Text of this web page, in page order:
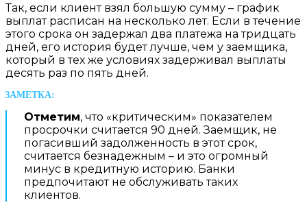
Так, если клиент взял большую сумму – график
выплат расписан на несколько лет. Если в течение
этого срока он задержал два платежа на тридцать
дней, его история будет лучше, чем у заемщика,
который в тех же условиях задерживал выплаты
десять раз по пять дней.
Отметим, что «критическим» показателем
просрочки считается 90 дней. Заемщик, не
погасивший задолженность в этот срок,
считается безнадежным – и это огромный
минус в кредитную историю. Банки
предпочитают не обслуживать таких
клиентов.